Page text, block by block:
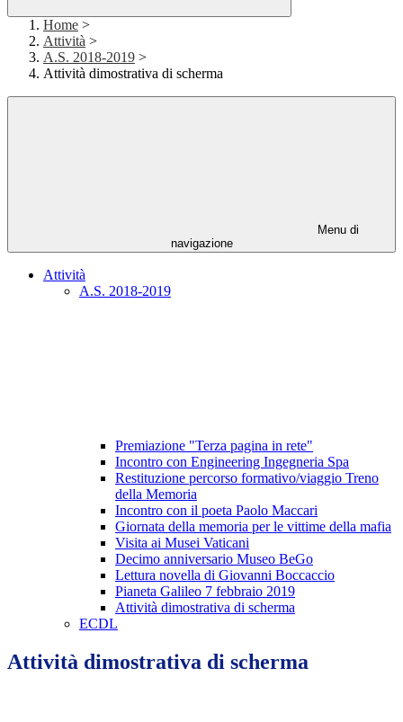
Home >
Attività >
A.S. 2018-2019 >
Attività dimostrativa di scherma
Menu di
navigazione
Attività
A.S. 2018-2019
Premiazione "Terza pagina in rete"
Incontro con Engineering Ingegneria Spa
Restituzione percorso formativo/viaggio Treno
della Memoria
Incontro con il poeta Paolo Maccari
Giornata della memoria per le vittime della mafia
Visita ai Musei Vaticani
Decimo anniversario Museo BeGo
Lettura novella di Giovanni Boccaccio
Pianeta Galileo 7 febbraio 2019
Attività dimostrativa di scherma
ECDL
Attività dimostrativa di scherma